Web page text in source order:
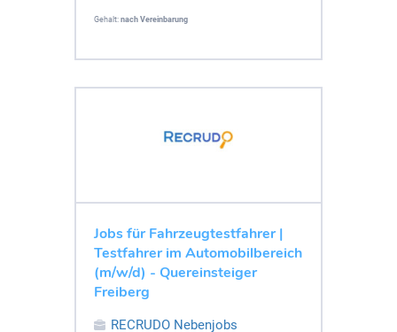
Gehalt: nach Vereinbarung
Jobs für Fahrzeugtestfahrer |
Testfahrer im Automobilbereich
(m/w/d) - Quereinsteiger
Freiberg
RECRUDO Nebenjobs